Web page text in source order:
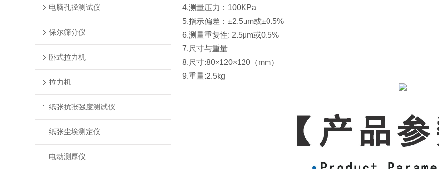
电脑孔径测试仪
保尔筛分仪
卧式拉力机
拉力机
纸张抗张强度测试仪
纸张尘埃测定仪
电动测厚仪
4.测量压力：100KPa
5.指示偏差：±2.5μm或±0.5%
6.测量重复性: 2.5μm或0.5%
7.尺寸与重量
8.尺寸:80×120×120（mm）
9.重量:2.5kg